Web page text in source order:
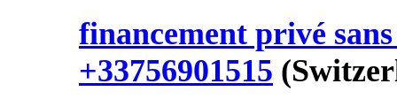
financement privé
+33756901515